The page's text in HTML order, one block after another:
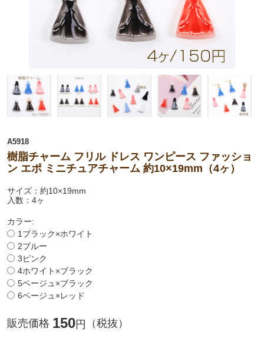
A5918
樹脂チャーム フリル ドレス ワンピース ファッショ
ン エポ ミニチュアチャーム 約10×19mm（4ヶ）
サイズ：約10×19mm
入数：4ヶ
カラー:
1ブラック×ホワイト
2ブルー
3ピンク
4ホワイト×ブラック
5ベージュ×ブラック
6ベージュ×レッド
販売価格 150円 （税抜）